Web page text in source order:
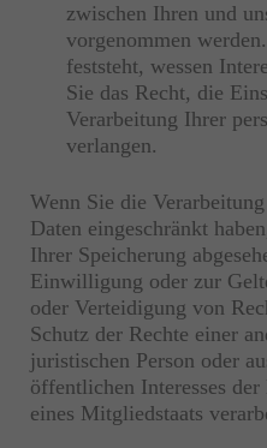
zwischen Ihren und
vorgenommen
feststeht, wessen
Sie das Recht, die
Verarbeitung Ihrer
verlangen.
Wenn Sie die
Daten eingeschränkt
Ihrer Speicherung
Einwilligung oder zur
oder Verteidigung von
Schutz der Rechte einer
juristischen Person oder
öffentlichen Interesses
eines Mitgliedstaats